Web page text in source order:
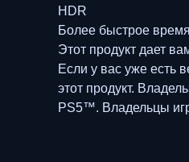
HDR
Более быстрое время
Этот продукт дает
Если у вас уже есть
этот продукт.
PS5™. Владельцы